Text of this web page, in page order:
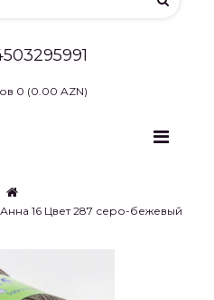
0 (0.00 AZN)
16 Цвет 287 серо-бежевый